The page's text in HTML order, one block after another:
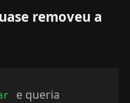
removeu a
e queria